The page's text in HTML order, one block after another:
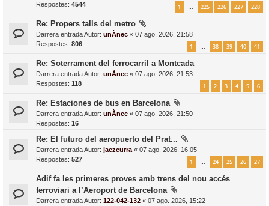
Respostes: 4544 1 … 225 226 227 228
Re: Propers talls del metro
Darrera entrada Autor: unÀnec « 07 ago. 2026, 21:58
Respostes: 806 1 … 38 39 40 41
Re: Soterrament del ferrocarril a Montcada
Darrera entrada Autor: unÀnec « 07 ago. 2026, 21:53
Respostes: 118 1 2 3 4 5 6
Re: Estaciones de bus en Barcelona
Darrera entrada Autor: unÀnec « 07 ago. 2026, 21:50
Respostes: 16
Re: El futuro del aeropuerto del Prat...
Darrera entrada Autor: jaezcurra « 07 ago. 2026, 16:05
Respostes: 527 1 … 24 25 26 27
Adif fa les primeres proves amb trens del nou accés
ferroviari a l’Aeroport de Barcelona
Darrera entrada Autor: 122-042-132 « 07 ago. 2026, 15:22